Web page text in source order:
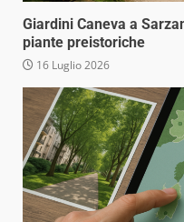
Giardini Caneva a
piante preistoriche
16 Luglio 2026